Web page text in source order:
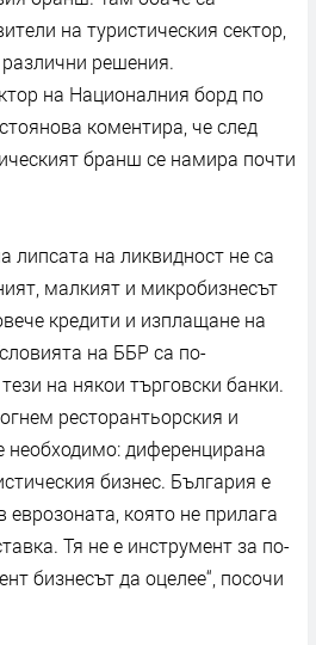
на туристическия сектор,
решения.
на Националния борд по
коментира, че след
бранш се намира почти
липсата на ликвидност не са
малкият и микробизнесът
кредити и изплащане на
на ББР са по-
на някои търговски банки.
ресторантьорския и
необходимо: диференцирана
бизнес. България е
еврозоната, която не прилага
Тя не е инструмент за по-
бизнесът да оцелее“, посочи